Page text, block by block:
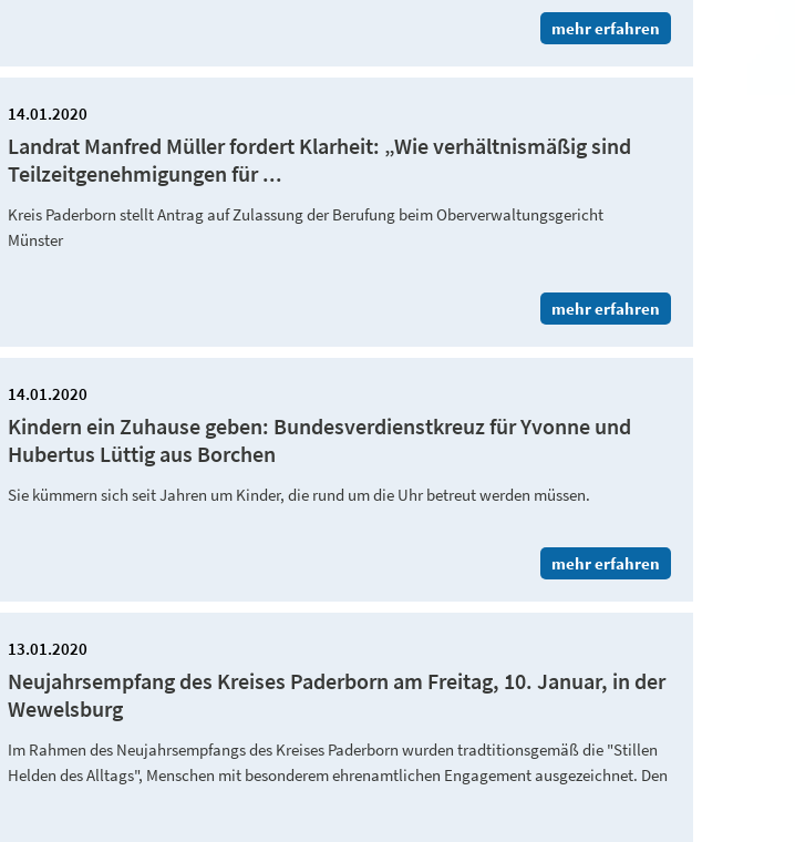
mehr erfahren
14.01.2020
Landrat Manfred Müller fordert Klarheit: „Wie verhältnismäßig sind
Teilzeitgenehmigungen für ...
Kreis Paderborn stellt Antrag auf Zulassung der Berufung beim Oberverwaltungsgericht
Münster
mehr erfahren
14.01.2020
Kindern ein Zuhause geben: Bundesverdienstkreuz für Yvonne und
Hubertus Lüttig aus Borchen
Sie kümmern sich seit Jahren um Kinder, die rund um die Uhr betreut werden müssen.
mehr erfahren
13.01.2020
Neujahrsempfang des Kreises Paderborn am Freitag, 10. Januar, in der
Wewelsburg
Im Rahmen des Neujahrsempfangs des Kreises Paderborn wurden tradtitionsgemäß die "Stillen
Helden des Alltags", Menschen mit besonderem ehrenamtlichen Engagement ausgezeichnet. Den